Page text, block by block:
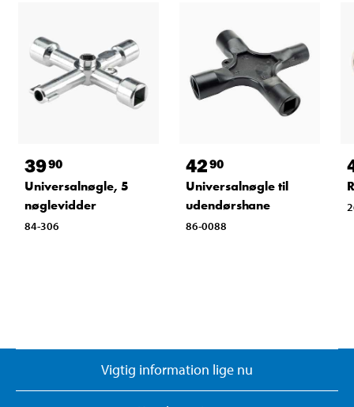
3990
Universalnøgle, 5
nøglevidder
84-306
4290
Universalnøgle til
udendørshane
86-0088
Vigtig information lige nu